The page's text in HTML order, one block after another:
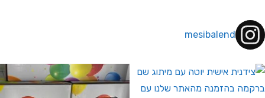
mesibalend
לחברי מועדון ומצטרפים חדשים🤍